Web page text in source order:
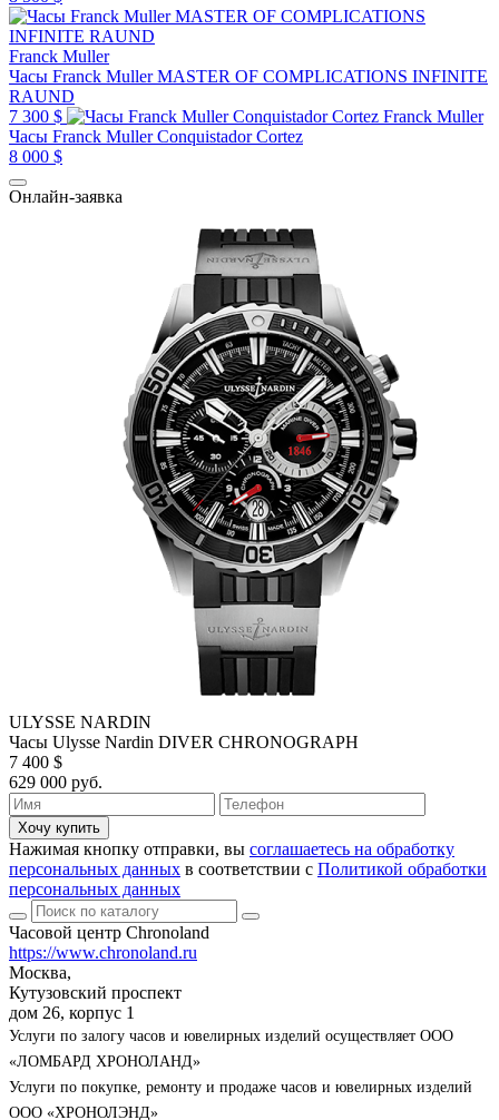
Franck Muller
Часы Franck Muller MASTER OF COMPLICATIONS INFINITE
RAUND
7 300 $
Franck Muller
Часы Franck Muller Conquistador Cortez
8 000 $
Онлайн-заявка
ULYSSE NARDIN
Часы Ulysse Nardin DIVER CHRONOGRAPH
7 400 $
629 000 руб.
Хочу купить
Нажимая кнопку отправки, вы соглашаетесь на обработку
персональных данных в соответствии с Политикой обработки
персональных данных
Часовой центр Chronoland
https://www.chronoland.ru
Москва,
Кутузовский проспект
дом 26, корпус 1
Услуги по залогу часов и ювелирных изделий осуществляет ООО
«ЛОМБАРД ХРОНОЛАНД»
Услуги по покупке, ремонту и продаже часов и ювелирных изделий
ООО «ХРОНОЛЭНД»